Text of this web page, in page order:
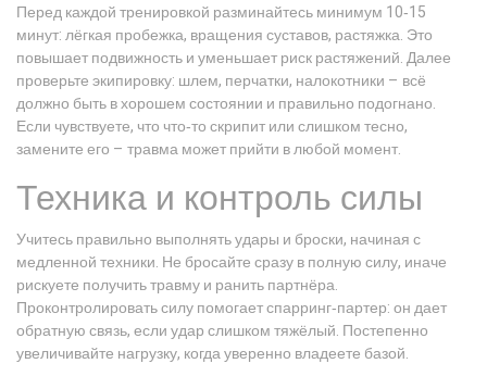
Перед каждой тренировкой разминайтесь минимум 10‑15
минут: лёгкая пробежка, вращения суставов, растяжка. Это
повышает подвижность и уменьшает риск растяжений. Далее
проверьте экипировку: шлем, перчатки, налокотники – всё
должно быть в хорошем состоянии и правильно подогнано.
Если чувствуете, что что‑то скрипит или слишком тесно,
замените его – травма может прийти в любой момент.
Техника и контроль силы
Учитесь правильно выполнять удары и броски, начиная с
медленной техники. Не бросайте сразу в полную силу, иначе
рискуете получить травму и ранить партнёра.
Проконтролировать силу помогает спарринг‑партер: он дает
обратную связь, если удар слишком тяжёлый. Постепенно
увеличивайте нагрузку, когда уверенно владеете базой.